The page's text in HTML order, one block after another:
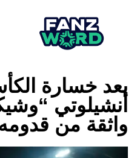
بعد خسارة
أنشيلوتي
واثقة من